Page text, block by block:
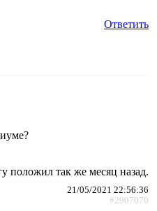
Ответить
положил так же месяц назад.
21/05/2021 22:56:36
#2907070